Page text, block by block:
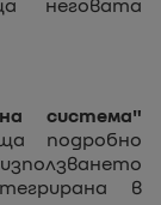
неговата
система"
подробно
в